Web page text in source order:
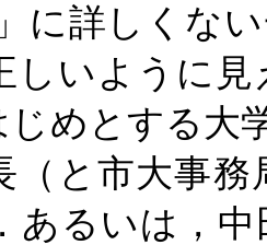
に詳しくな
しいように
めとする大
（と市大事
あるいは，